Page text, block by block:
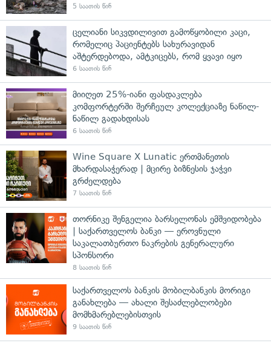
5 საათის წინ
ცელიანი სიკვდილივით გამოწყობილი კაცი,
რომელიც პაციენტებს სახურავიდან
აშტერდებოდა, ამტკიცებს, რომ ყვავი იყო
6 საათის წინ
მიიღეთ 25%-იანი ფასდაკლება
კომფორტერში შერჩეულ კოლექციაზე ნაწილ-
ნაწილ გადახდისას
6 საათის წინ
Wine Square X Lunatic ერთმანეთის
მხარდასაჭერად | მცირე ბიზნესის ჯაჭვი
გრძელდება
7 საათის წინ
თორნიკე შენგელია ბარსელონას ემშვიდობება
| საქართველოს ბანკი — ეროვნული
საკალათბურთო ნაკრების გენერალური
სპონსორი
8 საათის წინ
საქართველოს ბანკის მობილბანკის მორიგი
განახლება — ახალი შესაძლებლობები
მომხმარებლებისთვის
9 საათის წინ